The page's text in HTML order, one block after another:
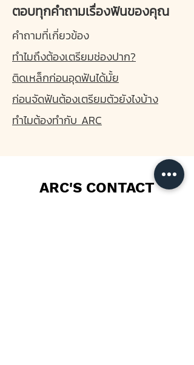
ตอบทุกคำถามเรื่องฟันของคุณ
คำถามที่เกี่ยวข้อง
ทำไมถึงต้องเตรียมช่องปาก?
ติดเหล็กก่อนอุดฟันได้มั้ย
ก่อนจัดฟันต้องเตรียมตัวยังไงบ้าง
ทำไมต้องทำกับ ARC
ARC'S CONTACT